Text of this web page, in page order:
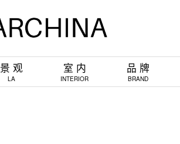
景 观
LA
室 内
INTERIOR
品 牌
BRAND